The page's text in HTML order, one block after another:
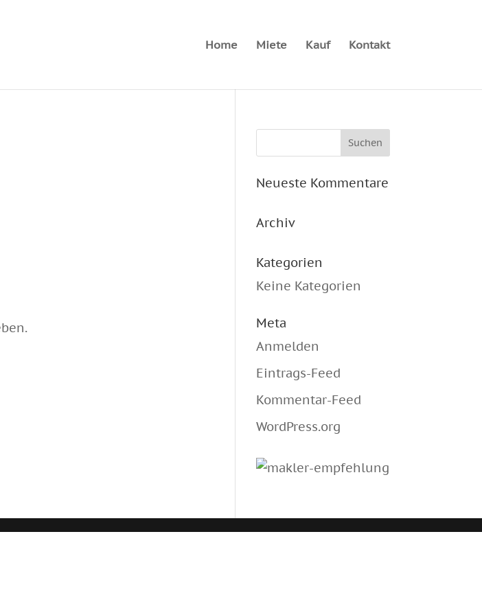
Home Miete Kauf Kontakt
Neueste Kommentare
Archiv
Kategorien
Keine Kategorien
Meta
Anmelden
Eintrags-Feed
Kommentar-Feed
WordPress.org